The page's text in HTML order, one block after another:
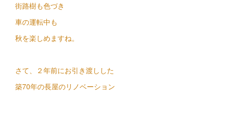
街路樹も色づき
車の運転中も
秋を楽しめますね。
さて、２年前にお引き渡しした
築70年の長屋のリノベーション